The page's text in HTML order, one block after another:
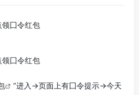
”进入->页面上有囗令提示->今天